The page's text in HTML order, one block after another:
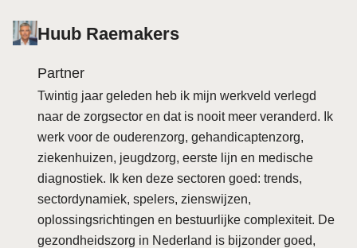
Huub Raemakers
Partner
Twintig jaar geleden heb ik mijn werkveld verlegd
naar de zorgsector en dat is nooit meer veranderd. Ik
werk voor de ouderenzorg, gehandicaptenzorg,
ziekenhuizen, jeugdzorg, eerste lijn en medische
diagnostiek. Ik ken deze sectoren goed: trends,
sectordynamiek, spelers, zienswijzen,
oplossingsrichtingen en bestuurlijke complexiteit. De
gezondheidszorg in Nederland is bijzonder goed,